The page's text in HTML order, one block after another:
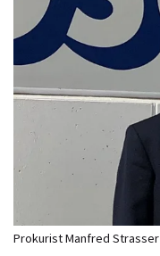
Prokurist Manfred Strasser